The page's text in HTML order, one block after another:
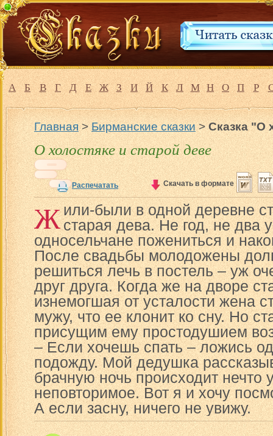
А Б В Г Д Е Ж З И Й К Л М Н О П Р
Главная>Бирманские сказки>Сказка "О
О холостяке и старой деве
Распечатать Скачать в формате
Ж или-были в одной деревне
старая дева. Не год, не два
односельчане пожениться и
После свадьбы молодожены
решиться лечь в постель – уж
друг друга. Когда же на дворе
изнемогшая от усталости жена
мужу, что ее клонит ко сну. Но
присущим ему простодушием
– Если хочешь спать – ложись
подожду. Мой дедушка
брачную ночь происходит нечто
неповторимое. Вот я и хочу
А если засну, ничего не увижу.